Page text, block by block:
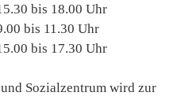
bis 18.00 Uhr
bis 11.30 Uhr
bis 17.30 Uhr
Sozialzentrum wird zur